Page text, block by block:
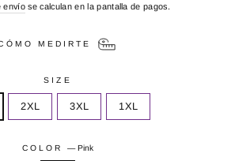
envío se calculan en la pantalla de pagos.
MEDIRTE
SIZE
2XL 3XL 1XL
COLOR—Pink